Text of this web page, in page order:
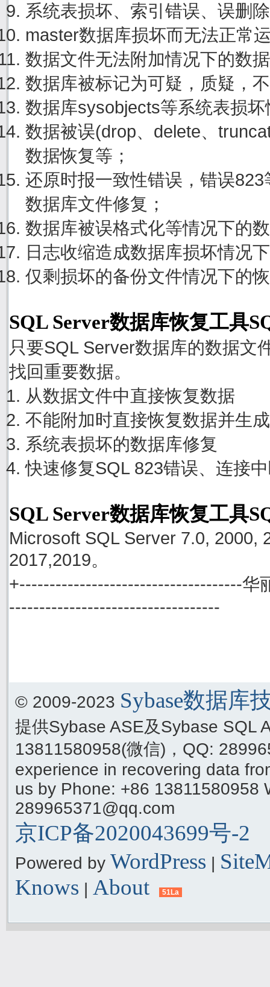
系统表损坏、索引错误、误删
master数据库损坏而无法正常
数据文件无法附加情况下的数
数据库被标记为可疑，质疑，
数据库sysobjects等系统表损
数据被误(drop、delete、
数据恢复等；
还原时报一致性错误，错误
数据库文件修复；
数据库被误格式化等情况下的
日志收缩造成数据库损坏情况
仅剩损坏的备份文件情况下的
SQL Server数据库恢复工具
只要SQL Server数据库的数据文
找回重要数据。
从数据文件中直接恢复数据
不能附加时直接恢复数据并生
系统表损坏的数据库修复
快速修复SQL 823错误、连接
SQL Server数据库恢复工具
Microsoft SQL Server 7.0, 2000,
2017,2019。
+-------------------------------------华
-----------------------------------
© 2009-2023 Sybase数据库
提供Sybase ASE及Sybase SQL
13811580958(微信)，QQ:
experience in recovering data
us by Phone: +86 13811580958
289965371@qq.com
京ICP备2020043699号-2
Powered by WordPress |
Knows | About 51La